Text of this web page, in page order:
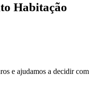
Habitação
e ajudamos a decidir com